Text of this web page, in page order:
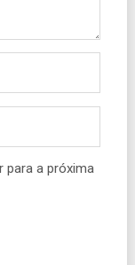
para a próxima